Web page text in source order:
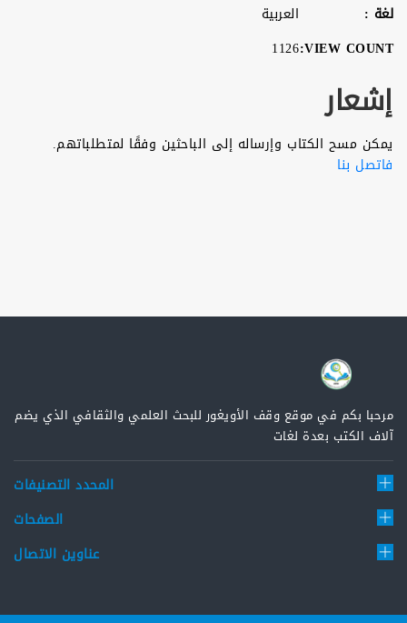
لغة :
العربية
VIEW COUNT:
1126
إشعار
يمكن مسح الكتاب وإرساله إلى الباحثين وفقًا لمتطلباتهم.
فاتصل بنا
مرحبا بكم في موقع وقف الأويغور للبحث العلمي والثقافي الذي يضم
آلاف الكتب بعدة لغات
المحدد التصنيفات
الصفحات
عناوين الاتصال